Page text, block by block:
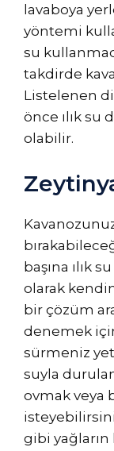
lavaboya
yöntemi
su
takdirde
Listelenen
önce ılık su
olabilir.
başına ılık
olarak
bir çözüm
denemek
sürmeniz
suyla
ovmak veya
gibi yağların